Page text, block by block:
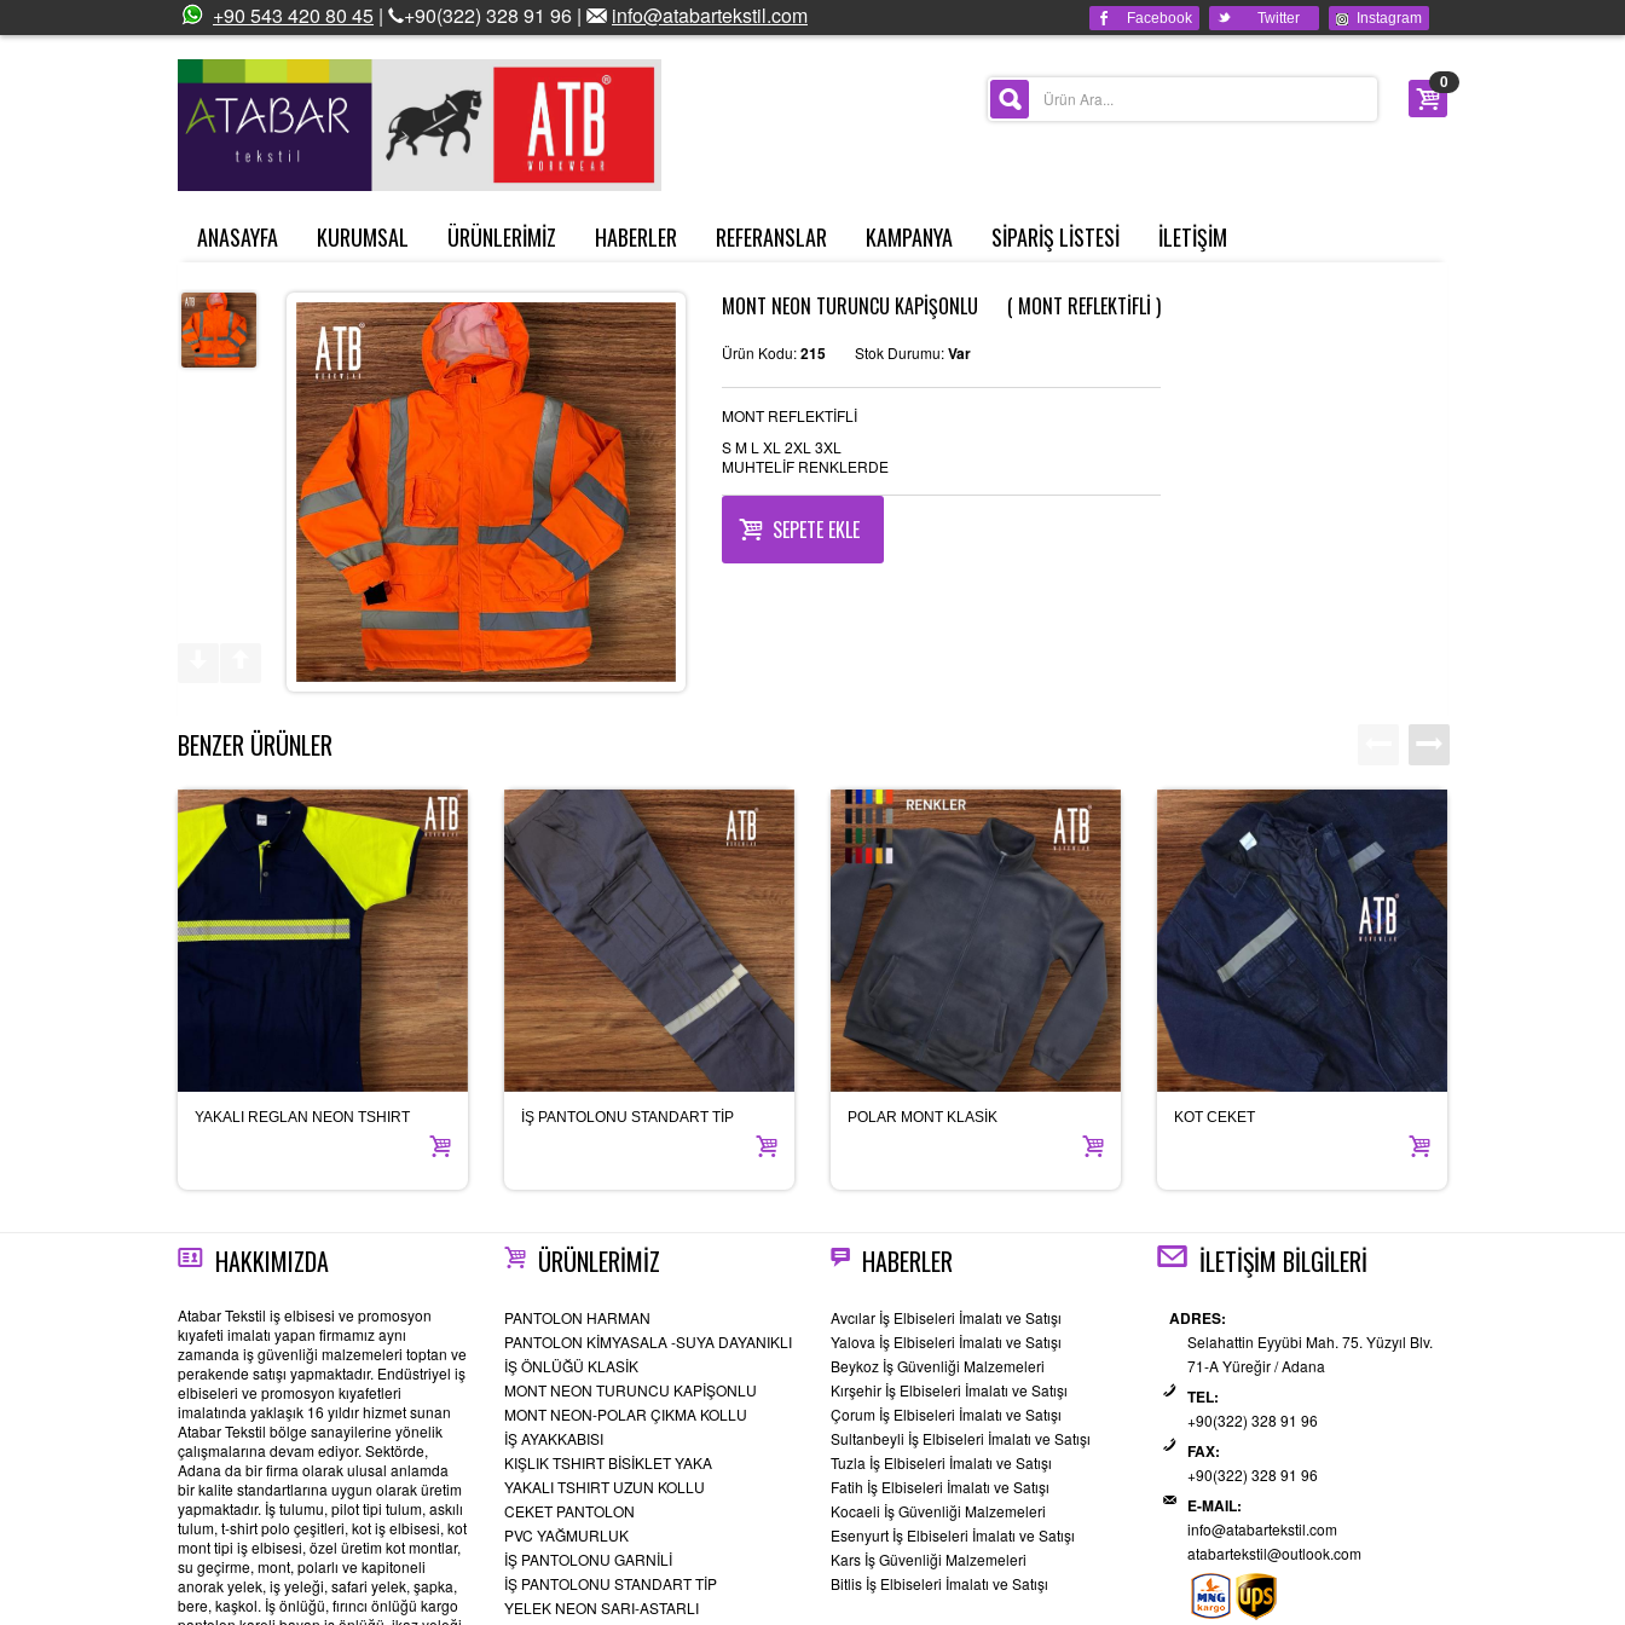
+90 543 420 80 45 | +90(322) 328 91 96 | info@atabartekstil.com Facebook Twitter Instagram
0
ANASAYFA KURUMSAL ÜRÜNLERİMİZ HABERLER REFERANSLAR KAMPANYA SİPARİŞ LİSTESİ İLETİŞİM
MONT NEON TURUNCU KAPİŞONLU ( MONT REFLEKTİFLİ )
Ürün Kodu:215 Stok Durumu:Var
MONT REFLEKTİFLİ
S M L XL 2XL 3XL
MUHTELİF RENKLERDE
SEPETE EKLE
BENZER ÜRÜNLER
YAKALI REGLAN NEON TSHIRT İŞ PANTOLONU STANDART TİP POLAR MONT KLASİK KOT CEKET
HAKKIMIZDA
Atabar Tekstil iş elbisesi ve promosyon
kıyafeti imalatı yapan firmamız aynı
zamanda iş güvenliği malzemeleri toptan ve
perakende satışı yapmaktadır. Endüstriyel iş
elbiseleri ve promosyon kıyafetleri
imalatında yaklaşık 16 yıldır hizmet sunan
Atabar Tekstil bölge sanayilerine yönelik
çalışmalarına devam ediyor. Sektörde,
Adana da bir firma olarak ulusal anlamda
bir kalite standartlarına uygun olarak üretim
yapmaktadır. İş tulumu, pilot tipi tulum, askılı
tulum, t-shirt polo çeşitleri, kot iş elbisesi, kot
mont tipi iş elbisesi, özel üretim kot montlar,
su geçirme, mont, polarlı ve kapitoneli
anorak yelek, iş yeleği, safari yelek, şapka,
bere, kaşkol. İş önlüğü, fırıncı önlüğü kargo
ÜRÜNLERİMİZ
PANTOLON HARMAN
PANTOLON KİMYASALA -SUYA DAYANIKLI
İŞ ÖNLÜĞÜ KLASİK
MONT NEON TURUNCU KAPİŞONLU
MONT NEON-POLAR ÇIKMA KOLLU
İŞ AYAKKABISI
KIŞLIK TSHIRT BİSİKLET YAKA
YAKALI TSHIRT UZUN KOLLU
CEKET PANTOLON
PVC YAĞMURLUK
İŞ PANTOLONU GARNİLİ
İŞ PANTOLONU STANDART TİP
YELEK NEON SARI-ASTARLI
HABERLER
Avcılar İş Elbiseleri İmalatı ve Satışı
Yalova İş Elbiseleri İmalatı ve Satışı
Beykoz İş Güvenliği Malzemeleri
Kırşehir İş Elbiseleri İmalatı ve Satışı
Çorum İş Elbiseleri İmalatı ve Satışı
Sultanbeyli İş Elbiseleri İmalatı ve Satışı
Tuzla İş Elbiseleri İmalatı ve Satışı
Fatih İş Elbiseleri İmalatı ve Satışı
Kocaeli İş Güvenliği Malzemeleri
Esenyurt İş Elbiseleri İmalatı ve Satışı
Kars İş Güvenliği Malzemeleri
Bitlis İş Elbiseleri İmalatı ve Satışı
İLETİŞİM BİLGİLERİ
ADRES:
Selahattin Eyyübi Mah. 75. Yüzyıl Blv.
71-A Yüreğir / Adana
TEL:
+90(322) 328 91 96
FAX:
+90(322) 328 91 96
E-MAIL:
info@atabartekstil.com
atabartekstil@outlook.com